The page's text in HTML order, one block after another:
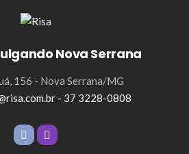
Nova Serrana
156 - Nova Serrana/MG
- 37 3228-0808